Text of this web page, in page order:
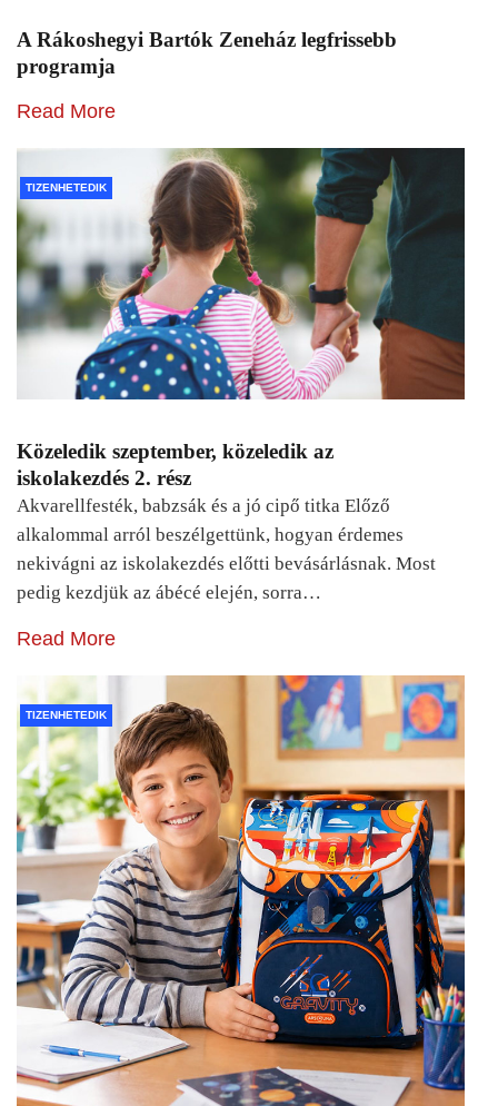
A Rákoshegyi Bartók Zeneház legfrissebb
programja
Read More
TIZENHETEDIK
Közeledik szeptember, közeledik az
iskolakezdés 2. rész
Akvarellfesték, babzsák és a jó cipő titka Előző
alkalommal arról beszélgettünk, hogyan érdemes
nekivágni az iskolakezdés előtti bevásárlásnak. Most
pedig kezdjük az ábécé elején, sorra…
Read More
TIZENHETEDIK